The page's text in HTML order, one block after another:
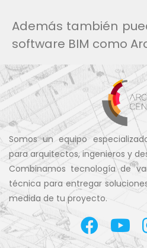
Además también
software BIM como
Somos un equipo
para arquitectos, ingenieros y
Combinamos tecnología de
técnica para entregar
medida de tu proyecto.